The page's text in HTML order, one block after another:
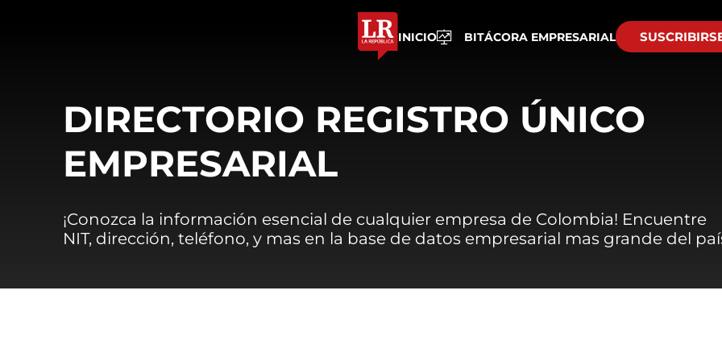
INICIO BITÁCORA EMPRESARIAL
DIRECTORIO REGISTRO ÚNICO
EMPRESARIAL
¡Conozca la información esencial de cualquier empresa de Colombia! Encuentre
NIT, dirección, teléfono, y mas en la base de datos empresarial mas grande del